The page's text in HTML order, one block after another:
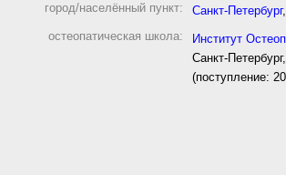
город/населённый пункт: Санкт-Петербург,
остеопатическая школа:
Институт
Санкт-
(поступление: